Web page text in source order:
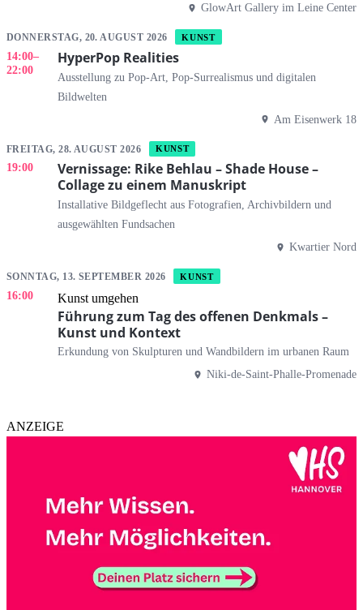
GlowArt Gallery im Leine Center
DONNERSTAG, 20. AUGUST 2026 KUNST
14:00–
22:00
HyperPop Realities
Ausstellung zu Pop-Art, Pop-Surrealismus und digitalen
Bildwelten
Am Eisenwerk 18
FREITAG, 28. AUGUST 2026 KUNST
19:00
Vernissage: Rike Behlau – Shade House –
Collage zu einem Manuskript
Installative Bildgeflecht aus Fotografien, Archivbildern und
ausgewählten Fundsachen
Kwartier Nord
SONNTAG, 13. SEPTEMBER 2026 KUNST
16:00 Kunst umgehen
Führung zum Tag des offenen Denkmals –
Kunst und Kontext
Erkundung von Skulpturen und Wandbildern im urbanen Raum
Niki-de-Saint-Phalle-Promenade
ANZEIGE